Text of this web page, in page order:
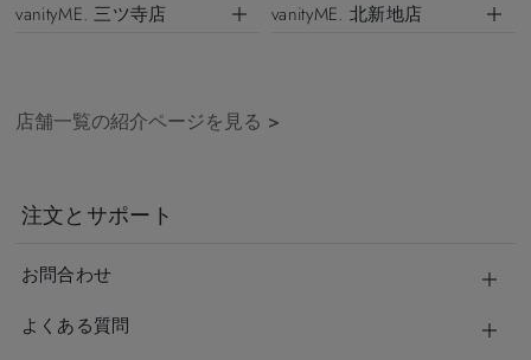
vanityME. 三ツ寺店 vanityME. 北新地店
店舗一覧の紹介ページを見る >
注文とサポート
お問合わせ
よくある質問